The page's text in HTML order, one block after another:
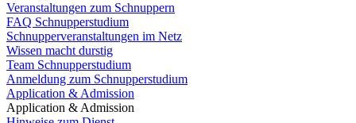
Veranstaltungen zum Schnuppern
FAQ Schnupperstudium
Schnupperveranstaltungen im Netz
Wissen macht durstig
Team Schnupperstudium
Anmeldung zum Schnupperstudium
Application & Admission
Application & Admission